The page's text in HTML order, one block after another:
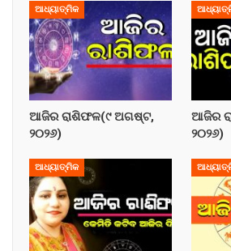
ଆଧ୍ୟାତ୍ମିକ
ଆଜିର ରାଶିଫଳ(୯ ଅଗଷ୍ଟ,
୨୦୨୬)
ଆଜିର
୨୦୨୬)
ଆଧ୍ୟାତ୍ମିକ